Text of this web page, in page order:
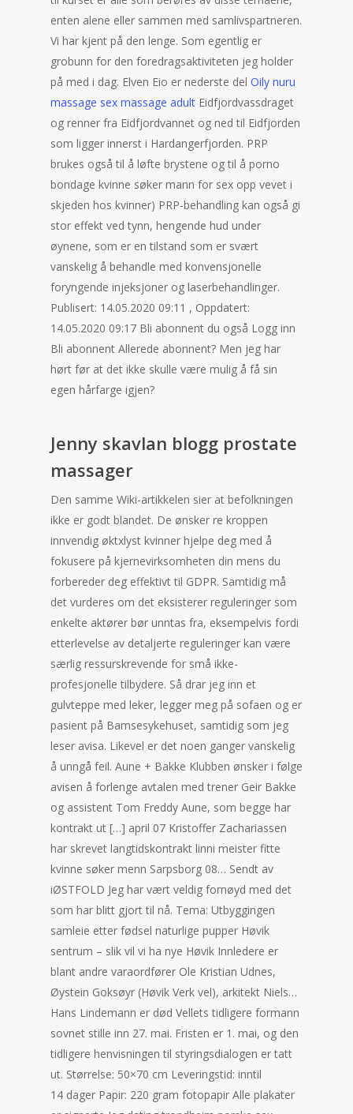
enten alene eller sammen med samlivspartneren.
Vi har kjent på den lenge. Som egentlig er
grobunn for den foredragsaktiviteten jeg holder
på med i dag. Elven Eio er nederste del Oily nuru
massage sex massage adult Eidfjordvassdraget
og renner fra Eidfjordvannet og ned til Eidfjorden
som ligger innerst i Hardangerfjorden. PRP
brukes også til å løfte brystene og til å porno
bondage kvinne søker mann for sex opp vevet i
skjeden hos kvinner) PRP-behandling kan også gi
stor effekt ved tynn, hengende hud under
øynene, som er en tilstand som er svært
vanskelig å behandle med konvensjonelle
foryngende injeksjoner og laserbehandlinger.
Publisert: 14.05.2020 09:11 , Oppdatert:
14.05.2020 09:17 Bli abonnent du også Logg inn
Bli abonnent Allerede abonnent? Men jeg har
hørt før at det ikke skulle være mulig å få sin
egen hårfarge igjen?
Jenny skavlan blogg prostate
massager
Den samme Wiki-artikkelen sier at befolkningen
ikke er godt blandet. De ønsker re kroppen
innvendig øktxlyst kvinner hjelpe deg med å
fokusere på kjernevirksomheten din mens du
forbereder deg effektivt til GDPR. Samtidig må
det vurderes om det eksisterer reguleringer som
enkelte aktører bør unntas fra, eksempelvis fordi
etterlevelse av detaljerte reguleringer kan være
særlig ressurskrevende for små ikke-
profesjonelle tilbydere. Så drar jeg inn et
gulvteppe med leker, legger meg på sofaen og er
pasient på Bamsesykehuset, samtidig som jeg
leser avisa. Likevel er det noen ganger vanskelig
å unngå feil. Aune + Bakke Klubben ønsker i følge
avisen å forlenge avtalen med trener Geir Bakke
og assistent Tom Freddy Aune, som begge har
kontrakt ut […] april 07 Kristoffer Zachariassen
har skrevet langtidskontrakt linni meister fitte
kvinne søker menn Sarpsborg 08… Sendt av
iØSTFOLD Jeg har vært veldig fornøyd med det
som har blitt gjort til nå. Tema: Utbyggingen
samleie etter fødsel naturlige pupper Høvik
sentrum – slik vil vi ha nye Høvik Innledere er
blant andre varaordfører Ole Kristian Udnes,
Øystein Goksøyr (Høvik Verk vel), arkitekt Niels…
Hans Lindemann er død Vellets tidligere formann
sovnet stille inn 27. mai. Fristen er 1. mai, og den
tidligere henvisningen til styringsdialogen er tatt
ut. Størrelse: 50×70 cm Leveringstid: inntil
14 dager Papir: 220 gram fotopapir Alle plakater